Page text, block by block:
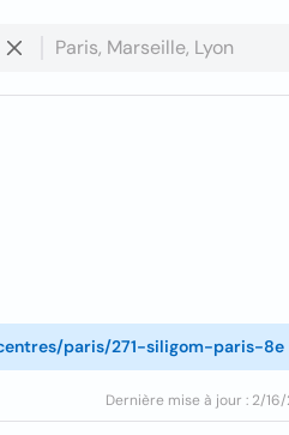
paris/271-siligom-paris-8e
Dernière mise à jour : 2/16/